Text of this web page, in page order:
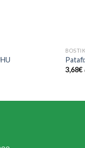
BOSTIK
3,68€